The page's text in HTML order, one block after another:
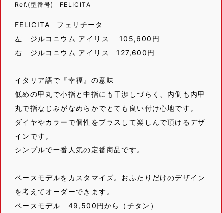
Ref.(型番号) FELICITA
FELICITA フェリチータ
左 ジルコニウム アイリス 105,600円
右 ジルコニウム アイリス 127,600円
イタリア語で『幸福』の意味
低めの甲丸で小指と中指にも干渉しづらく、内側も内甲
丸で指なじみがなめらかでとても良い付け心地です。
ダイヤやカラーで個性をプラスして楽しんで頂けるデザ
インです。
シンプルで一番人気の定番商品です。
ベースモデルをカスタマイズ。おふたりだけのデザイン
を考えてオーダーできます。
ベースモデル 49,500円から（チタン）